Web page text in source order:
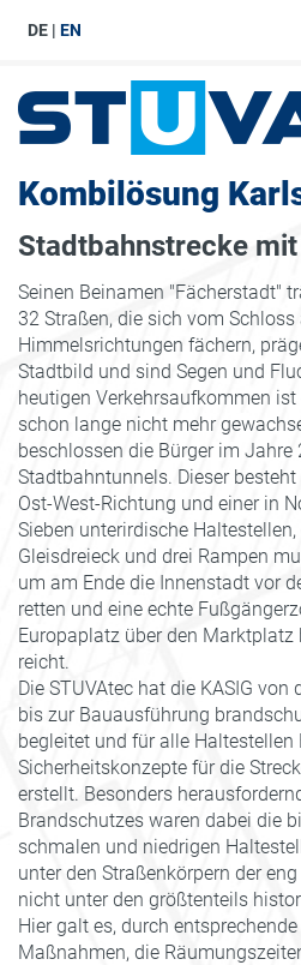
DE EN
Kombilösung
Stadtbahnstrecke
Seinen Beinamen "Fächerstadt"
32 Straßen, die sich vom
Himmelsrichtungen fächern,
Stadtbild und sind Segen und
heutigen Verkehrsaufkommen
schon lange nicht mehr
beschlossen die Bürger im Jahre
Stadtbahntunnels. Dieser
Ost-West-Richtung und einer in
Sieben unterirdische
Gleisdreieck und drei Rampen
um am Ende die Innenstadt vor
retten und eine echte
Europaplatz über den
reicht.
Die STUVAtec hat die KASIG
bis zur Bauausführung
begleitet und für alle
Sicherheitskonzepte für die
erstellt. Besonders
Brandschutzes waren dabei die
schmalen und niedrigen
unter den Straßenkörpern der
nicht unter den größtenteils
Hier galt es, durch
Maßnahmen, die